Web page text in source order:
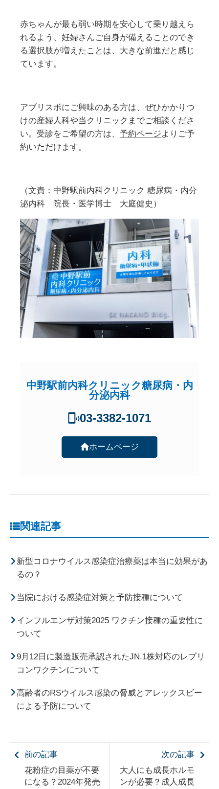
赤ちゃんが最も弱い時期を安心して乗り越えら
れるよう、妊婦さんご自身が備えることのでき
る選択肢が増えたことは、大きな前進だと感じ
ています。
アブリスボにご興味のある方は、ぜひかかりつ
けの産婦人科や当クリニックまでご相談くださ
い。受診をご希望の方は、 予約ページよりご予
約いただけます。
（文責：中野駅前内科クリニック 糖尿病・内分
泌内科 院長・医学博士 大庭健史）
中野駅前内科クリニック糖尿病・内
分泌内科
03-3382-1071
ホームページ
関連記事
新型コロナウイルス感染症治療薬は本当に効果があ
るの？
当院における感染症対策と予防接種について
インフルエンザ対策2025 ワクチン接種の重要性に
ついて
9月12日に製造販売承認されたJN.1株対応のレプリ
コンワクチンについて
高齢者のRSウイルス感染の脅威とアレックスビー
による予防について
前の記事
花粉症の目薬が不要
になる？2024年発売
次の記事
大人にも成長ホルモ
ンが必要？成人成長